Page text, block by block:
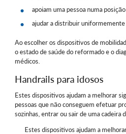
apoiam uma pessoa numa
ajudar a distribuir uniformemente
Ao escolher os dispositivos de
o estado de saúde do reformado e o
médicos.
Handrails para idosos
Estes dispositivos ajudam a melhorar
pessoas que não conseguem efetuar
sozinhas, entrar ou sair de uma cadeira
Estes dispositivos ajudam a